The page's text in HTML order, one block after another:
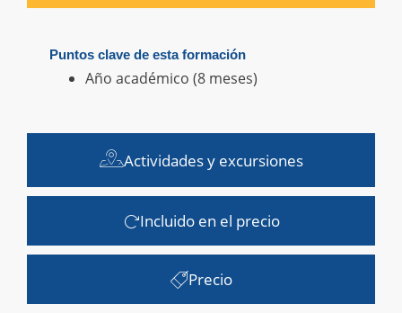
Actividades y excursiones
Incluido en el precio
Precio
Puntos clave de esta formación
Año académico (8 meses)